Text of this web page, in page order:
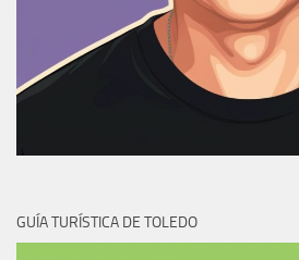
GUÍA TURÍSTICA DE TOLEDO